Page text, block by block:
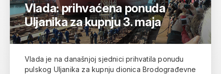
Vlada: prihvaćena ponuda
Uljanika za kupnju 3. maja
Vlada je na današnjoj sjednici prihvatila ponudu
pulskog Uljanika za kupnju dionica Brodograđevne